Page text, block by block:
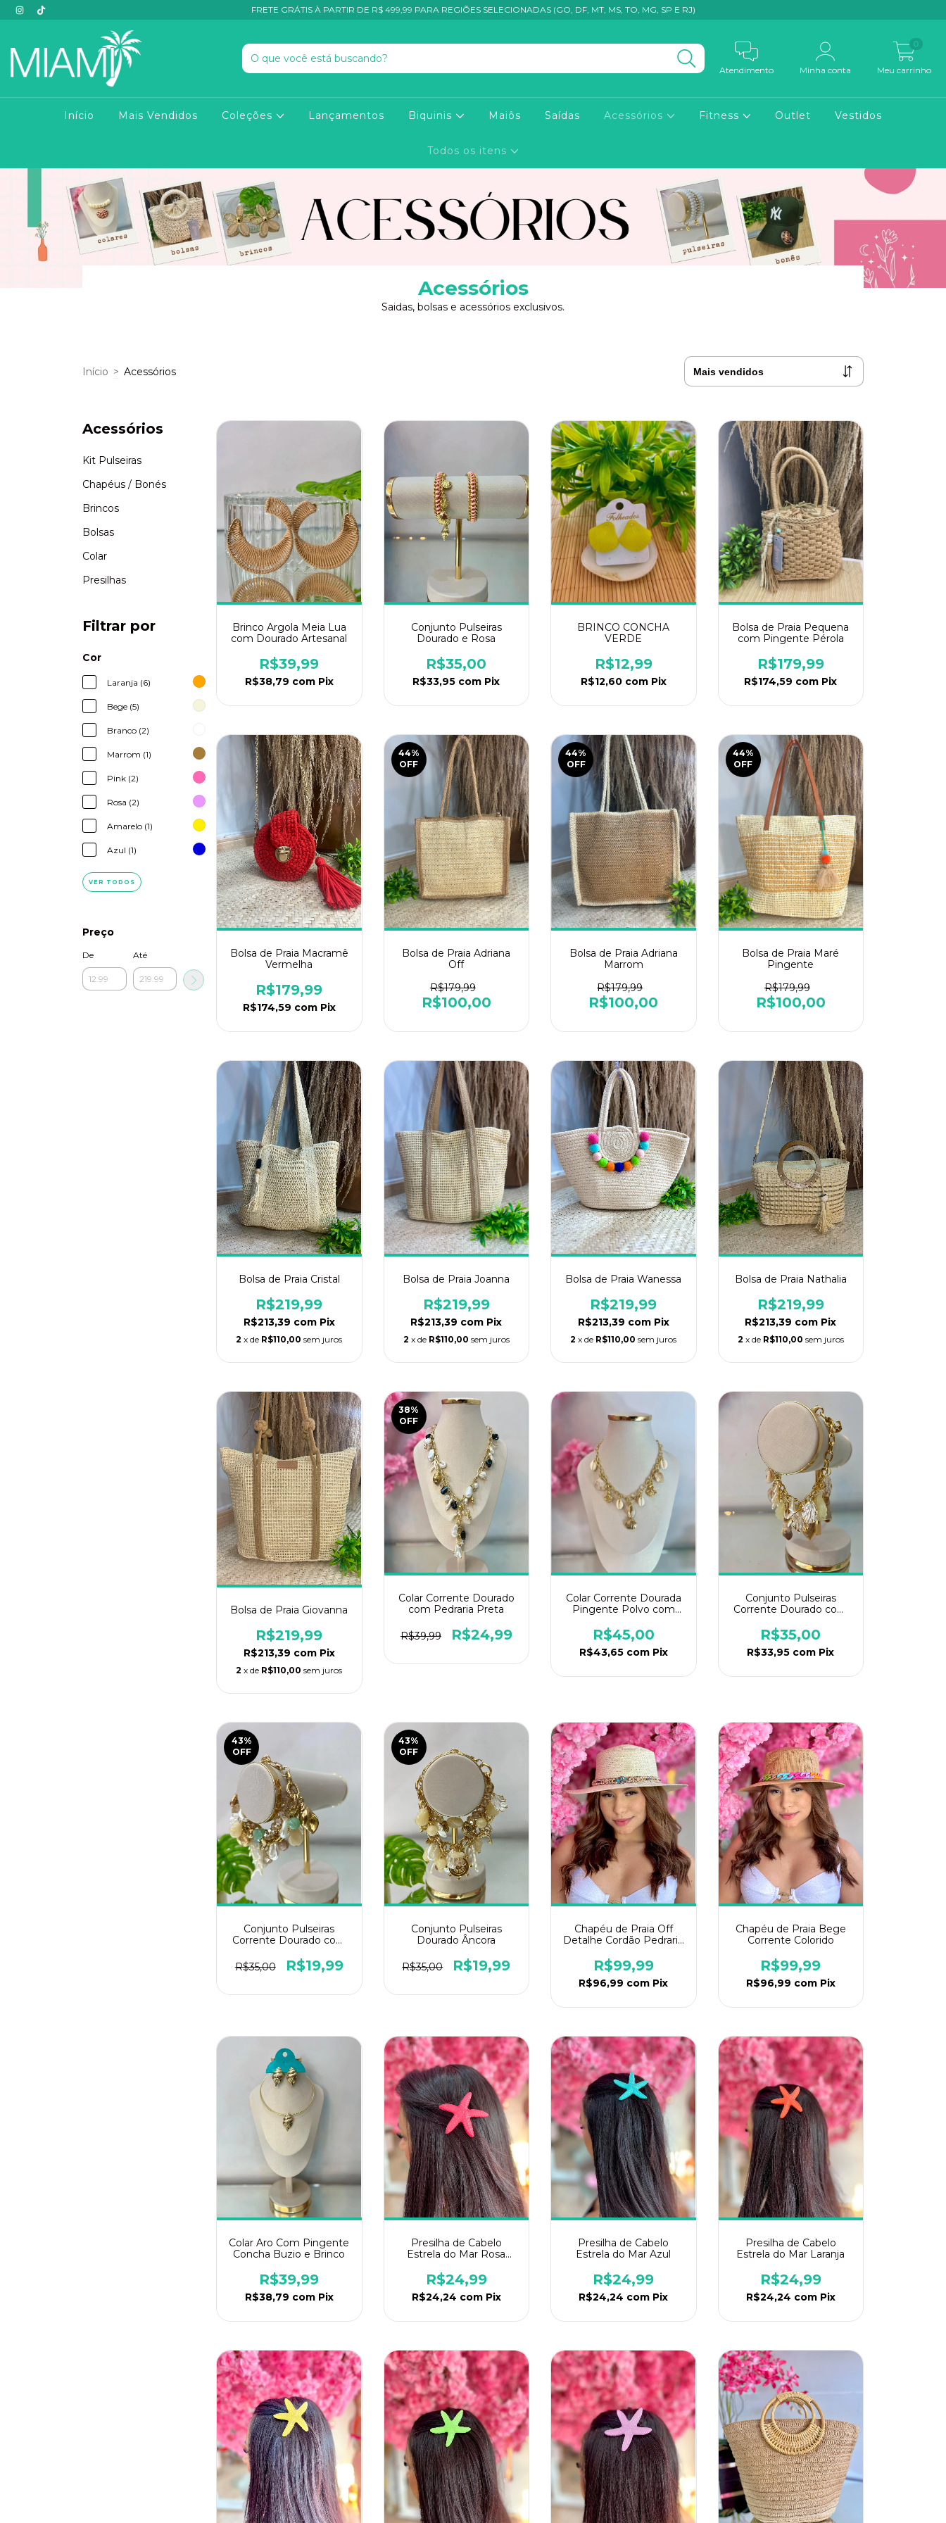
FRETE GRÁTIS À PARTIR DE R$ 499,99 PARA REGIÕES SELECIONADAS (GO, DF, MT, MS, TO, MG, SP E RJ)
Atendimento Minha conta Meu carrinho
0
Início Mais Vendidos Coleções Lançamentos Biquinis Maiôs Saídas Acessórios Fitness Outlet Vestidos
Todos os itens
Acessórios
Saidas, bolsas e acessórios exclusivos.
Início > Acessórios
Acessórios
Kit Pulseiras
Chapéus / Bonés
Brincos
Bolsas
Colar
Presilhas
Filtrar por
Cor
Laranja (6)
Bege (5)
Branco (2)
Marrom (1)
Pink (2)
Rosa (2)
Amarelo (1)
Azul (1)
VER TODOS
Preço
De Até
Brinco Argola Meia Lua
com Dourado Artesanal
R$39,99
R$38,79 com Pix
Conjunto Pulseiras
Dourado e Rosa
R$35,00
R$33,95 com Pix
BRINCO CONCHA
VERDE
R$12,99
R$12,60 com Pix
Bolsa de Praia Pequena
com Pingente Pérola
R$179,99
R$174,59 com Pix
Bolsa de Praia Macramê
Vermelha
R$179,99
R$174,59 com Pix
44%
OFF
Bolsa de Praia Adriana
Off
R$179,99
R$100,00
44%
OFF
Bolsa de Praia Adriana
Marrom
R$179,99
R$100,00
44%
OFF
Bolsa de Praia Maré
Pingente
R$179,99
R$100,00
Bolsa de Praia Cristal
R$219,99
R$213,39 com Pix
2 x de R$110,00 sem juros
Bolsa de Praia Joanna
R$219,99
R$213,39 com Pix
2 x de R$110,00 sem juros
Bolsa de Praia Wanessa
R$219,99
R$213,39 com Pix
2 x de R$110,00 sem juros
Bolsa de Praia Nathalia
R$219,99
R$213,39 com Pix
2 x de R$110,00 sem juros
Bolsa de Praia Giovanna
R$219,99
R$213,39 com Pix
2 x de R$110,00 sem juros
38%
OFF
Colar Corrente Dourado
com Pedraria Preta
R$39,99 R$24,99
Colar Corrente Dourada
Pingente Polvo com
R$45,00
R$43,65 com Pix
Conjunto Pulseiras
Corrente Dourado com
R$35,00
R$33,95 com Pix
43%
OFF
Conjunto Pulseiras
Corrente Dourado com
R$35,00
R$19,99
43%
OFF
Conjunto Pulseiras
Dourado Âncora
R$35,00 R$19,99
Chapéu de Praia Off
Detalhe Cordão Pedraria
R$99,99
R$96,99 com Pix
Chapéu de Praia Bege
Corrente Colorido
R$99,99
R$96,99 com Pix
Colar Aro Com Pingente
Concha Buzio e Brinco
R$39,99
R$38,79 com Pix
Presilha de Cabelo
Estrela do Mar Rosa
R$24,99
R$24,24 com Pix
Presilha de Cabelo
Estrela do Mar Azul
R$24,99
R$24,24 com Pix
Presilha de Cabelo
Estrela do Mar Laranja
R$24,99
R$24,24 com Pix